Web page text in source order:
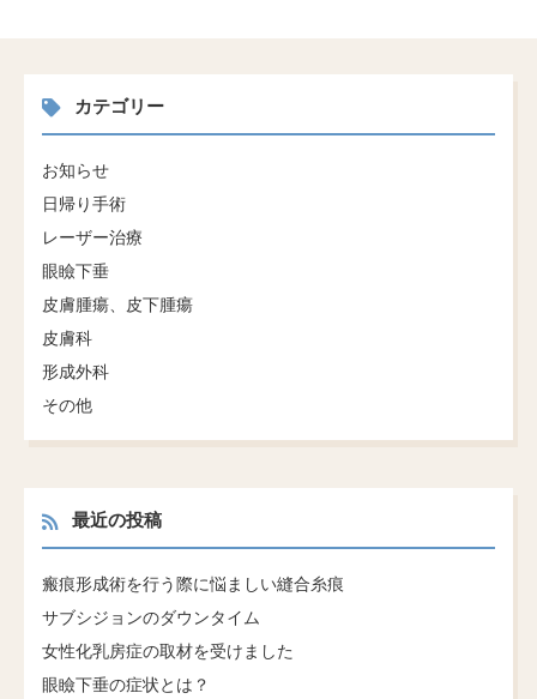
カテゴリー
お知らせ
日帰り手術
レーザー治療
眼瞼下垂
皮膚腫瘍、皮下腫瘍
皮膚科
形成外科
その他
最近の投稿
瘢痕形成術を行う際に悩ましい縫合糸痕
サブシジョンのダウンタイム
女性化乳房症の取材を受けました
眼瞼下垂の症状とは？